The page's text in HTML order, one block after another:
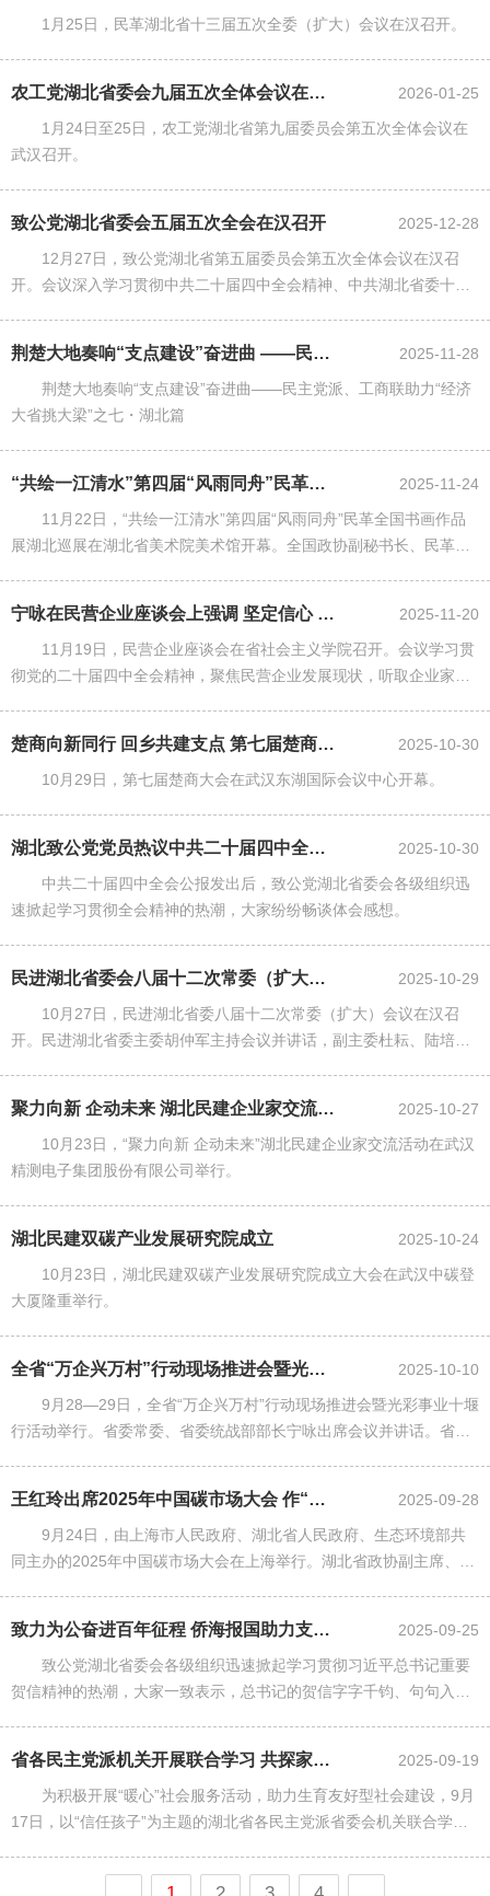
1月25日，民革湖北省十三届五次全委（扩大）会议在汉召开。
农工党湖北省委会九届五次全体会议在汉召开
2026-01-25
1月24日至25日，农工党湖北省第九届委员会第五次全体会议在
武汉召开。
致公党湖北省委会五届五次全会在汉召开
2025-12-28
12月27日，致公党湖北省第五届委员会第五次全体会议在汉召
开。会议深入学习贯彻中共二十届四中全会精神、中共湖北省委十二
荆楚大地奏响“支点建设”奋进曲 ——民主党派、工商联助力“经济大省挑大...
2025-11-28
荆楚大地奏响“支点建设”奋进曲——民主党派、工商联助力“经济
大省挑大梁”之七・湖北篇
“共绘一江清水”第四届“风雨同舟”民革全国书画作品展 湖北巡展在武汉开...
2025-11-24
11月22日，“共绘一江清水”第四届“风雨同舟”民革全国书画作品
展湖北巡展在湖北省美术院美术馆开幕。全国政协副秘书长、民革中
宁咏在民营企业座谈会上强调 坚定信心 凝聚力量 在“十五五”时期展现更...
2025-11-20
11月19日，民营企业座谈会在省社会主义学院召开。会议学习贯
彻党的二十届四中全会精神，聚焦民营企业发展现状，听取企业家代
楚商向新同行 回乡共建支点 第七届楚商大会在武汉开幕
2025-10-30
10月29日，第七届楚商大会在武汉东湖国际会议中心开幕。
湖北致公党党员热议中共二十届四中全会精神
2025-10-30
中共二十届四中全会公报发出后，致公党湖北省委会各级组织迅
速掀起学习贯彻全会精神的热潮，大家纷纷畅谈体会感想。
民进湖北省委会八届十二次常委（扩大）会议召开
2025-10-29
10月27日，民进湖北省委八届十二次常委（扩大）会议在汉召
开。民进湖北省委主委胡仲军主持会议并讲话，副主委杜耘、陆培
聚力向新 企动未来 湖北民建企业家交流活动举行
2025-10-27
10月23日，“聚力向新 企动未来”湖北民建企业家交流活动在武汉
精测电子集团股份有限公司举行。
湖北民建双碳产业发展研究院成立
2025-10-24
10月23日，湖北民建双碳产业发展研究院成立大会在武汉中碳登
大厦隆重举行。
全省“万企兴万村”行动现场推进会暨光彩事业十堰行活动举行
2025-10-10
9月28—29日，全省“万企兴万村”行动现场推进会暨光彩事业十堰
行活动举行。省委常委、省委统战部部长宁咏出席会议并讲话。省委
王红玲出席2025年中国碳市场大会 作“国家自主贡献与农业碳减排”主旨...
2025-09-28
9月24日，由上海市人民政府、湖北省人民政府、生态环境部共
同主办的2025年中国碳市场大会在上海举行。湖北省政协副主席、民
致力为公奋进百年征程 侨海报国助力支点建设 ——湖北致公党党员学习贯彻...
2025-09-25
致公党湖北省委会各级组织迅速掀起学习贯彻习近平总书记重要
贺信精神的热潮，大家一致表示，总书记的贺信字字千钧、句句入
省各民主党派机关开展联合学习 共探家庭教育助力生育友好型社会建设
2025-09-19
为积极开展“暖心”社会服务活动，助力生育友好型社会建设，9月
17日，以“信任孩子”为主题的湖北省各民主党派省委会机关联合学习